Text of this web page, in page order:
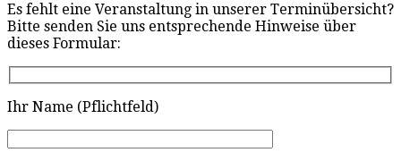
Es fehlt eine Veranstaltung in unserer Terminübersicht?
Bitte senden Sie uns entsprechende Hinweise über
dieses Formular:
Ihr Name (Pflichtfeld)